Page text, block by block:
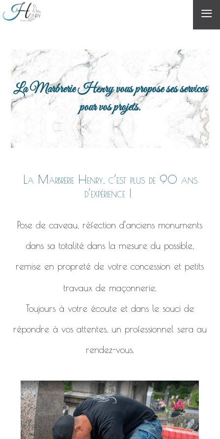
≡
La Marbrerie Henry vous propose ses services
pour vos projets.
La Marbrerie Henry, c’est plus de 90 ans
d’expérience !
Pose de caveau, réfection d’anciens monuments
dans sa totalité dans la mesure du possible,
remise en propreté de votre concession et petits
travaux de maçonnerie.
Toujours à votre écoute et dans le souci de
répondre à vos attentes, un professionnel sera au
rendez-vous.